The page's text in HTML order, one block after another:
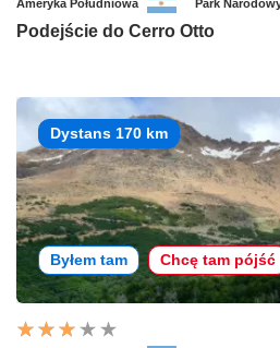
Ameryka Południowa Park
Podejście do Cerro Otto
Dystans 170 km
Byłem tam Chcę tam pójść